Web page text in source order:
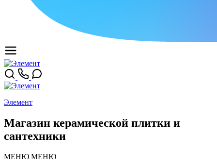
Элемент
Магазин керамической плитки и
сантехники
МЕНЮ МЕНЮ